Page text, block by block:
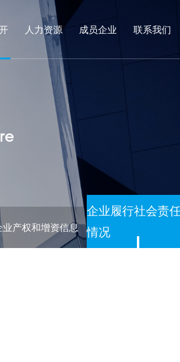
人力资源 成员企业 联系我们
re
业产权和增资信息
企业履行社会责
情况